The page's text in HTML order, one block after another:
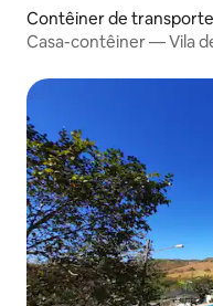
Contêiner de transporte
Casa-contêiner — Vila